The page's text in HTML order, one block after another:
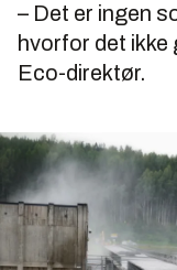
– Det er ingen
hvorfor det ikke
Eco-direktør.